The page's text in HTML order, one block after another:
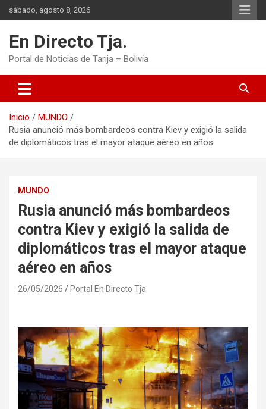
Saltar
al
sábado, agosto 8, 2026
En Directo Tja.
Portal de Noticias de Tarija – Bolivia
Inicio
MUNDO
Rusia anunció más bombardeos contra Kiev y exigió la salida
de diplomáticos tras el mayor ataque aéreo en años
MUNDO
Rusia anunció más bombardeos
contra Kiev y exigió la salida de
diplomáticos tras el mayor ataque
aéreo en años
26/05/2026 Portal En Directo Tja.